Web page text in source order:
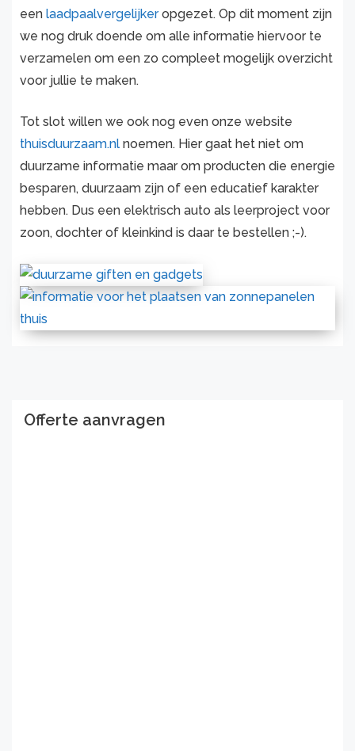
een laadpaalvergelijkeropgezet. Op dit moment zijn
we nog druk doende om alle informatie hiervoor te
verzamelen om een zo compleet mogelijk overzicht
voor jullie te maken.
Tot slot willen we ook nog even onze website
thuisduurzaam.nl noemen. Hier gaat het niet om
duurzame informatie maar om producten die energie
besparen, duurzaam zijn of een educatief karakter
hebben. Dus een elektrisch auto als leerproject voor
zoon, dochter of kleinkind is daar te bestellen ;-).
Offerte aanvragen